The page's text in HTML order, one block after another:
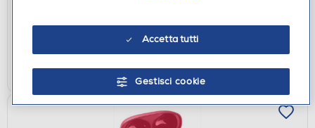
Accetta tutti
Gestisci cookie